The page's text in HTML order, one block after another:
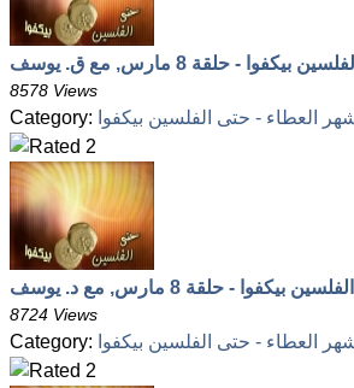
بيكفوا - حلقة 8 مارس, مع ق. يوسف
8578 Views
Category: العطاء - حتى الفلسين بيكفوا
بيكفوا - حلقة 8 مارس, مع د. يوسف
8724 Views
Category: العطاء - حتى الفلسين بيكفوا